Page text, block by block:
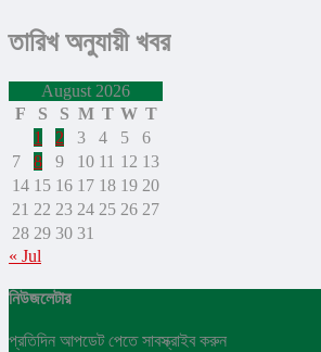
তারিখ অনুযায়ী খবর
August 2026
F
S S M T W T
1
2 3 4 5
6
7
8 9 10 11 12 13
14 15 16 17 18 19 20
21 22 23 24 25 26 27
28 29 30 31
« Jul
নিউজলেটার
প্রতিদিন আপডেট পেতে সাবস্ক্রাইব করুন